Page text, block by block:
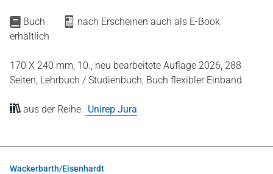
Buch
nach Erscheinen auch als E-Book
erhältlich
170 X 240 mm, 10., neu bearbeitete Auflage 2026, 288
Seiten, Lehrbuch / Studienbuch, Buch flexibler Einband
aus der Reihe: Unirep Jura
Wackerbarth/Eisenhardt